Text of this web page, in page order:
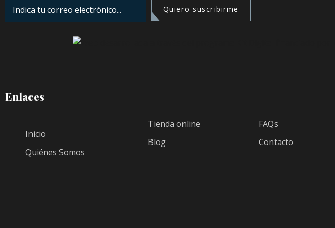
Quiero suscribirme
Enlaces
Inicio
Quiénes Somos
Tienda online
Blog
FAQs
Contacto